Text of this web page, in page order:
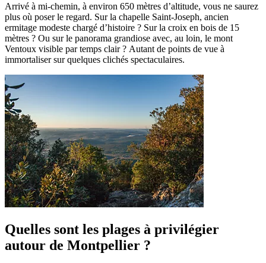
Arrivé à mi-chemin, à environ 650 mètres d’altitude, vous ne saurez
plus où poser le regard. Sur la chapelle Saint-Joseph, ancien
ermitage modeste chargé d’histoire ? Sur la croix en bois de 15
mètres ? Ou sur le panorama grandiose avec, au loin, le mont
Ventoux visible par temps clair ? Autant de points de vue à
immortaliser sur quelques clichés spectaculaires.
Quelles sont les plages à privilégier
autour de Montpellier ?